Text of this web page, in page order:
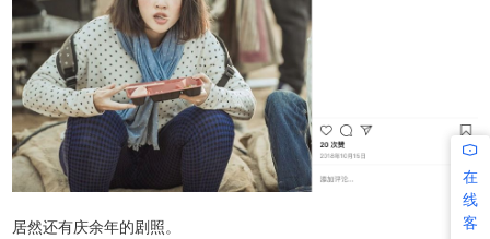
居然还有庆余年的剧照。
在
线
客